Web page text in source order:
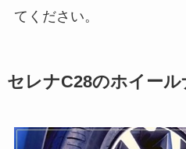
てください。
セレナC28のホイー